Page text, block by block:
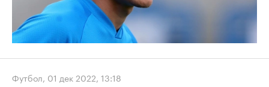
Футбол, 01 дек 2022, 13:18